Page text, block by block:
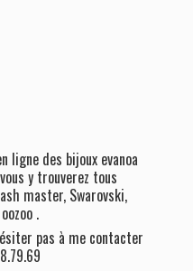
ligne des bijoux evanoa
y trouverez tous
master, Swarovski,
.
pas à me contacter